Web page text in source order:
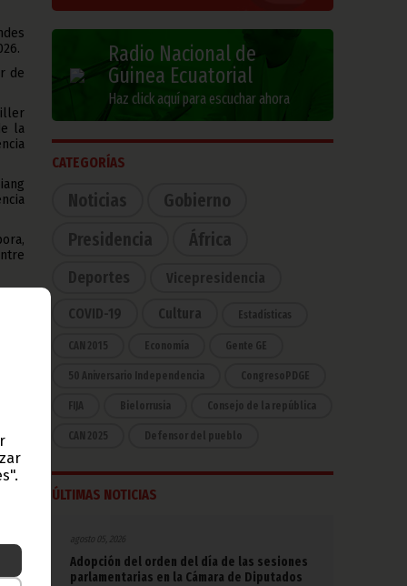
de
la
al
la
las
el
Radio Nacional de
Guinea Ecuatorial
Haz click aquí para escuchar ahora
CATEGORÍAS
Noticias
Gobierno
Presidencia
África
Deportes Vicepresidencia
COVID-19 Cultura Estadísticas
CAN 2015 Economía Gente GE
50 Aniversario Independencia CongresoPDGE
FIJA Bielorrusia Consejo de la república
CAN 2025 Defensor del pueblo
ÚLTIMAS NOTICIAS
agosto 05, 2026
Adopción del orden del día de las sesiones
parlamentarias en la Cámara de Diputados